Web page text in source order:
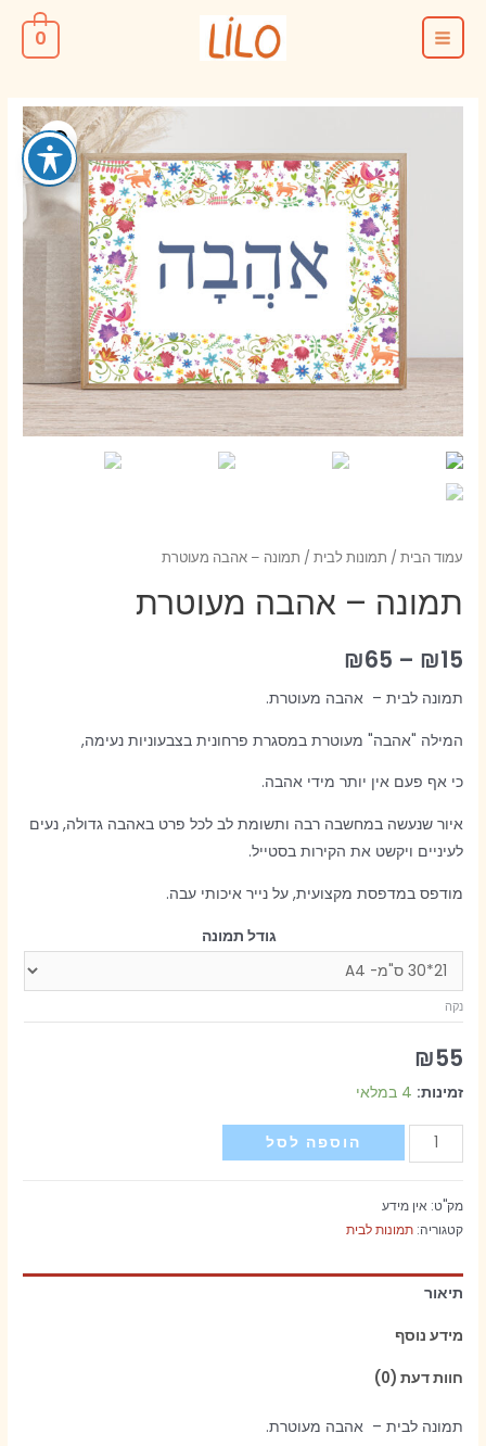
דילוג
MAIN
0
עמוד הבית / תמונות לבית / תמונה – אהבה מעוטרת
תמונה – אהבה מעוטרת
₪15
–
₪65
תמונה לבית – אהבה מעוטרת.
המילה "אהבה" מעוטרת במסגרת פרחונית בצבעוניות נעימה,
כי אף פעם אין יותר מידי אהבה.
איור שנעשה במחשבה רבה ותשומת לב לכל פרט באהבה גדולה, נעים
לעיניים ויקשט את הקירות בסטייל.
מודפס במדפסת מקצועית, על נייר איכותי עבה.
גודל תמונה
נקה
₪55
זמינות: 4 במלאי
כמות
של
מעוטרת
הוספה לסל
מק"ט: אין מידע
קטגוריה:תמונות לבית
תיאור
מידע נוסף
חוות דעת (0)
תמונה לבית – אהבה מעוטרת.